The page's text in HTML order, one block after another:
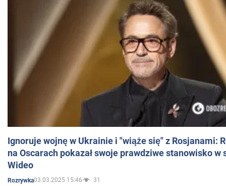
Ignoruje wojnę w Ukrainie i "wiąże się" z Rosjanami:
na Oscarach pokazał swoje prawdziwe stanowisko w
Wideo
Rozrywka03.03.2025 15:46 31